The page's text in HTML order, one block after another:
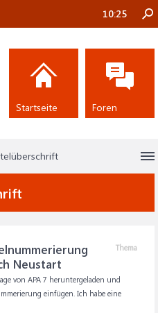
Thema
Neustart
von APA 7 heruntergeladen und
einfügen. Ich habe eine
10:25
Startseite Foren